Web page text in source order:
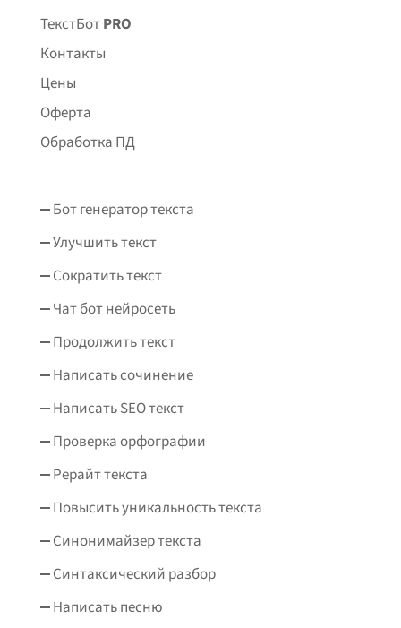
ТекстБотPRO
Контакты
Цены
Оферта
Обработка ПД
Бот генератор текста
Улучшить текст
Сократить текст
Чат бот нейросеть
Продолжить текст
Написать сочинение
Написать SEO текст
Проверка орфографии
Рерайт текста
Повысить уникальность текста
Синонимайзер текста
Синтаксический разбор
Написать песню